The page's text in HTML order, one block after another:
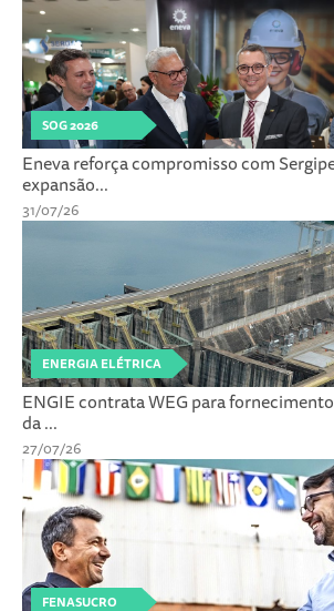
SOG 2026
Eneva reforça compromisso com
expansão...
31/07/26
ENERGIA ELÉTRICA
ENGIE contrata WEG para
da ...
27/07/26
FENASUCRO